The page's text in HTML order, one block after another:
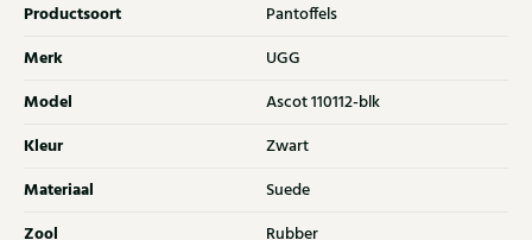
Productsoort Pantoffels
Merk UGG
Model Ascot 110112-blk
Kleur Zwart
Materiaal Suede
Zool Rubber